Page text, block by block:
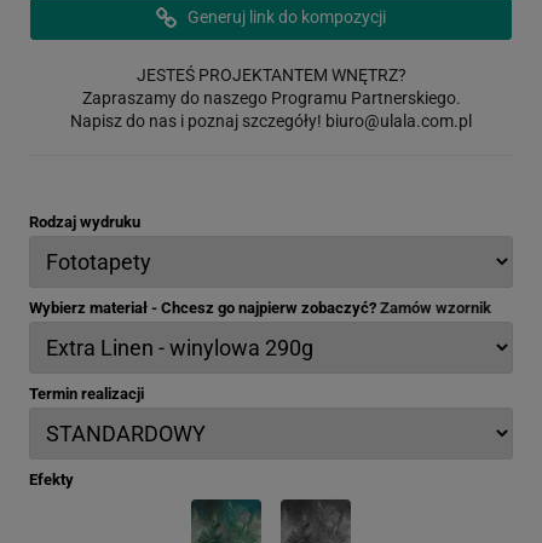
Generuj link do kompozycji
JESTEŚ PROJEKTANTEM WNĘTRZ?
Zapraszamy do naszego Programu Partnerskiego.
Napisz do nas i poznaj szczegóły! biuro@ulala.com.pl
Rodzaj wydruku
Wybierz materiał - Chcesz go najpierw zobaczyć? Zamów wzornik
Termin realizacji
Efekty